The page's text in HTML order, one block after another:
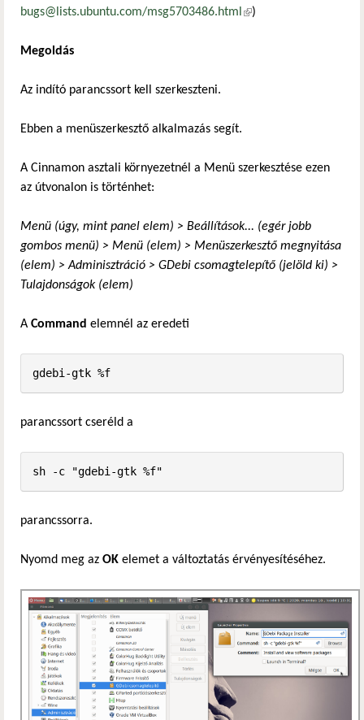
bugs@lists.ubuntu.com/msg5703486.html (külső hivatkozás)
)
Megoldás
Az indító parancssort kell szerkeszteni.
Ebben a menüszerkesztő alkalmazás segít.
A Cinnamon asztali környezetnél a Menü szerkesztése ezen
az útvonalon is történhet:
Menü (úgy, mint panel elem) > Beállítások... (egér jobb
gombos menü) > Menü (elem) > Menüszerkesztő megnyitása
(elem) > Adminisztráció > GDebi csomagtelepítő (jelöld ki) >
Tulajdonságok (elem)
A Command elemnél az eredeti
gdebi-gtk %f
parancssort cseréld a
sh -c "gdebi-gtk %f"
parancssorra.
Nyomd meg az OK elemet a változtatás érvényesítéséhez.